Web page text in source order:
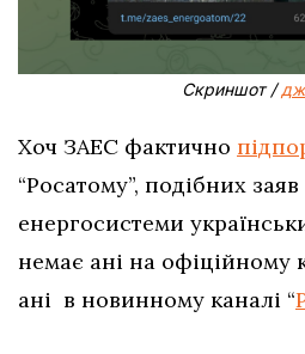
Скриншот /
Хоч ЗАЕС фактично
“Росатому”, подібних
енергосистеми
немає ані на офіційному
ані в новинному каналі “